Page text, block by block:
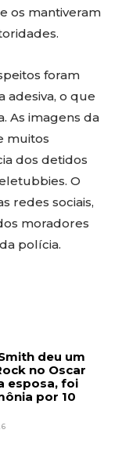
os mantiveram
foram
o que
As imagens da
muitos
dos detidos
O
redes sociais,
moradores
polícia.
deu um
no Oscar
esposa, foi
por 10